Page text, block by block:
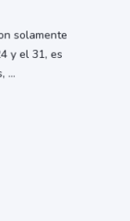
solamente
y el 31, es
...